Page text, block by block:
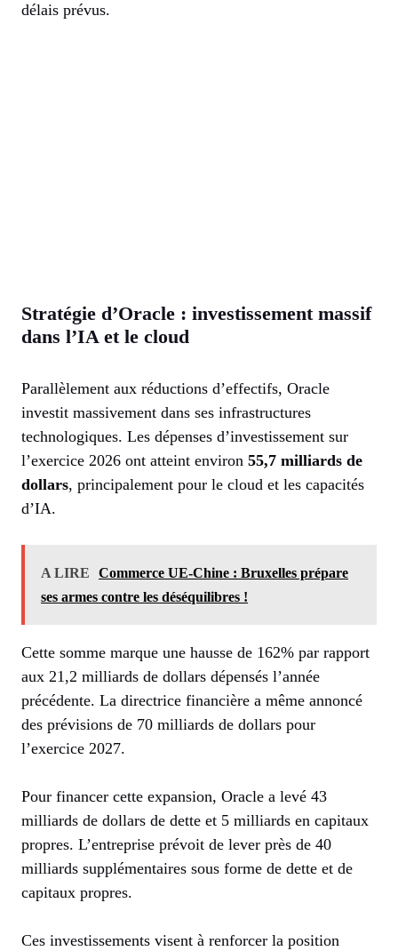
délais prévus.
Stratégie d’Oracle : investissement massif
dans l’IA et le cloud
Parallèlement aux réductions d’effectifs, Oracle
investit massivement dans ses infrastructures
technologiques. Les dépenses d’investissement sur
l’exercice 2026 ont atteint environ 55,7 milliards de
dollars, principalement pour le cloud et les capacités
d’IA.
A LIRE
Commerce UE-Chine : Bruxelles prépare
ses armes contre les déséquilibres !
Cette somme marque une hausse de 162% par rapport
aux 21,2 milliards de dollars dépensés l’année
précédente. La directrice financière a même annoncé
des prévisions de 70 milliards de dollars pour
l’exercice 2027.
Pour financer cette expansion, Oracle a levé 43
milliards de dollars de dette et 5 milliards en capitaux
propres. L’entreprise prévoit de lever près de 40
milliards supplémentaires sous forme de dette et de
capitaux propres.
Ces investissements visent à renforcer la position